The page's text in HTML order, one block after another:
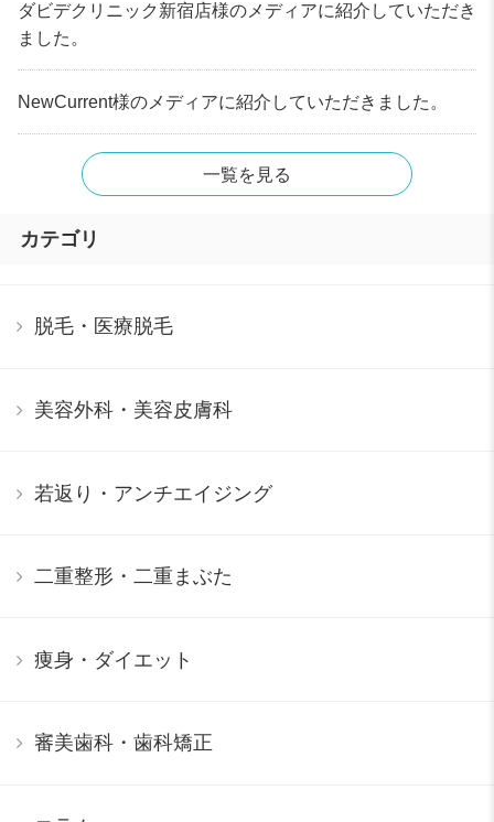
ダビデクリニック新宿店様のメディアに紹介していただき
ました。
NewCurrent様のメディアに紹介していただきました。
一覧を見る
カテゴリ
脱毛・医療脱毛
美容外科・美容皮膚科
若返り・アンチエイジング
二重整形・二重まぶた
痩身・ダイエット
審美歯科・歯科矯正